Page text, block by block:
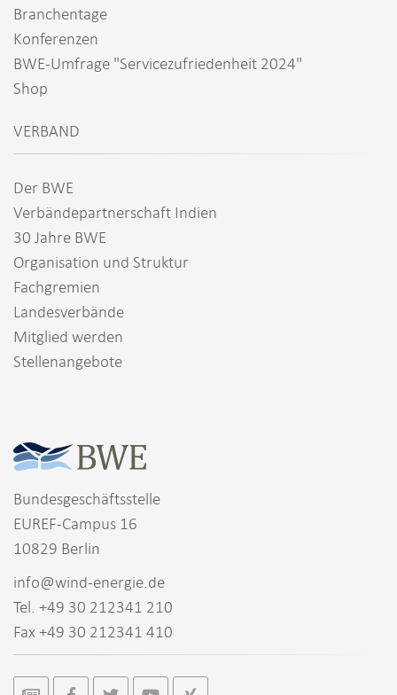
Branchentage
Konferenzen
BWE-Umfrage "Servicezufriedenheit 2024"
Shop
VERBAND
Der BWE
Verbändepartnerschaft Indien
30 Jahre BWE
Organisation und Struktur
Fachgremien
Landesverbände
Mitglied werden
Stellenangebote
Bundesgeschäftsstelle
EUREF-Campus 16
10829 Berlin
info@wind-energie.de
Tel. +49 30 212341 210
Fax +49 30 212341 410